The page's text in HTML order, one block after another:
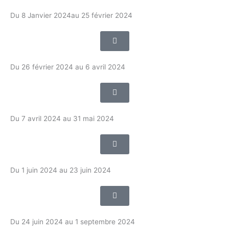
Du 8 Janvier 2024au 25 février 2024
Du 26 février 2024 au 6 avril 2024
Du 7 avril 2024 au 31 mai 2024
Du 1 juin 2024 au 23 juin 2024
Du 24 juin 2024 au 1 septembre 2024